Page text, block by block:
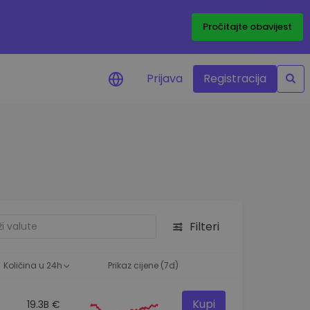
Pročitajte obavijest
Prijava Registracija
Filteri
Količina u 24h Prikaz cijene (7d)
19.3B € Kupi